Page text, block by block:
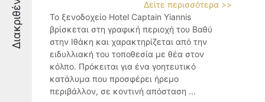
Διακριθέντες
Δείτε περισσότερα >>
Το ξενοδοχείο Hotel Captain Yiannis
βρίσκεται στη γραφική περιοχή του Βαθύ
στην Ιθάκη και χαρακτηρίζεται από την
ειδυλλιακή του τοποθεσία με θέα στον
κόλπο. Πρόκειται για ένα γοητευτικό
κατάλυμα που προσφέρει ήρεμο
περιβάλλον, σε κοντινή απόσταση ...